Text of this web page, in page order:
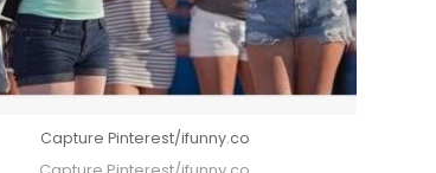
Capture Pinterest/ifunny.co